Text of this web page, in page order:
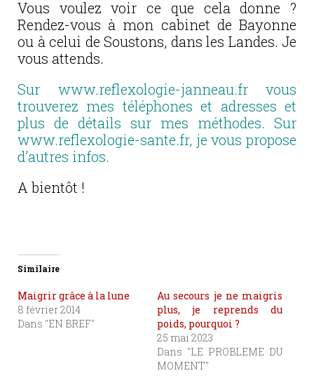
Vous voulez voir ce que cela donne ?
Rendez-vous à mon cabinet de Bayonne
ou à celui de Soustons, dans les Landes. Je
vous attends.
Sur www.reflexologie-janneau.frvous
trouverez mes téléphones et adresses et
plus de détails sur mes méthodes. Sur
www.reflexologie-sante.fr, je vous propose
d’autres infos.
A bientôt !
Similaire
Maigrir grâce à la lune
8 février 2014
Dans "EN BREF"
Au secours je ne maigris
plus, je reprends du
poids, pourquoi ?
25 mai 2023
Dans "LE PROBLEME DU
MOMENT"